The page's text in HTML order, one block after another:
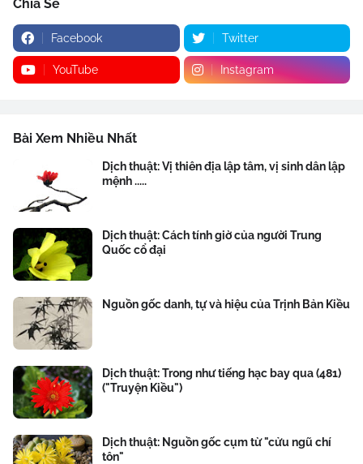
Chia Sẻ
Facebook Twitter
YouTube Instagram
Bài Xem Nhiều Nhất
Dịch thuật: Vị thiên địa lập tâm, vị sinh dân lập
mệnh .....
Dịch thuật: Cách tính giờ của người Trung
Quốc cổ đại
Nguồn gốc danh, tự và hiệu của Trịnh Bản Kiều
Dịch thuật: Trong như tiếng hạc bay qua (481)
("Truyện Kiều")
Dịch thuật: Nguồn gốc cụm từ "cửu ngũ chí
tôn"